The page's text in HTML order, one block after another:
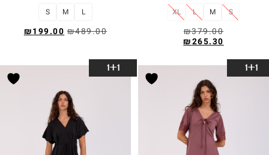
S
M
L
XL
₪379.00
₪265.30
בחר אפשרויות
L
M
S
₪489.00
₪199.00
1+1
1+1